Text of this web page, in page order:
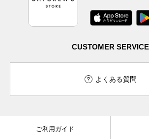
CUSTOMER SERVICE
よくある質問
ご利用ガイド